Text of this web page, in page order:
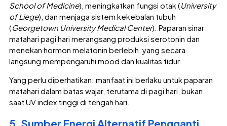
School of Medicine), meningkatkan fungsi otak (University
of Liege), dan menjaga sistem kekebalan tubuh
(Georgetown University Medical Center). Paparan sinar
matahari pagi hari merangsang produksi serotonin dan
menekan hormon melatonin berlebih, yang secara
langsung mempengaruhi mood dan kualitas tidur.
Yang perlu diperhatikan: manfaat ini berlaku untuk paparan
matahari dalam batas wajar, terutama di pagi hari, bukan
saat UV index tinggi di tengah hari.
5. Sumber Energi Alternatif Pengganti